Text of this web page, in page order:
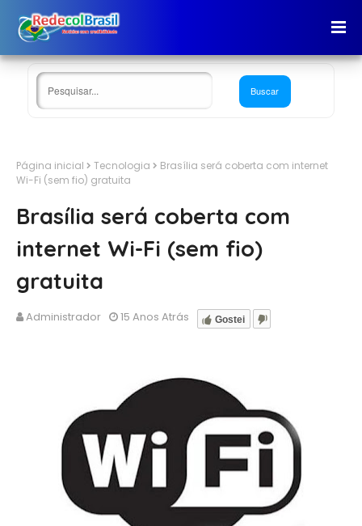
Página inicial Tecnologia
Brasília será coberta com internet
Wi-Fi (sem fio) gratuita
Brasília será coberta com
internet Wi-Fi (sem fio)
gratuita
Administrador Gostei
15 Anos Atrás